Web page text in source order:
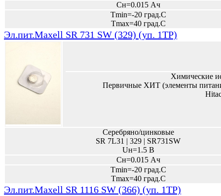
Сн=0.015 Ач
Tmin=-20 град.С
Tmax=40 град.С
Эл.пит.Maxell SR 731 SW (329) (уп. 1TP)
Химические
Первичные ХИТ (элементы
Серебряно/цинковые
SR 7L31 | 329 | SR731SW
Uн=1.5 В
Сн=0.015 Ач
Tmin=-20 град.С
Tmax=40 град.С
Эл.пит.Maxell SR 1116 SW (366) (уп. 1TP)